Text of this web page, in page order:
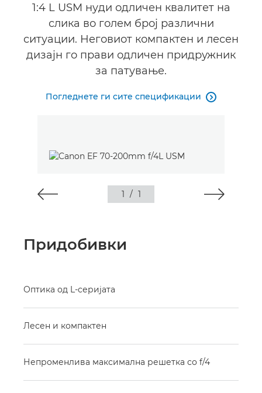
1:4 L USM нуди одличен квалитет на
слика во голем број различни
ситуации. Неговиот компактен и лесен
дизајн го прави одличен придружник
за патување.
Погледнете ги сите спецификации 
1 / 1
Придобивки
Оптика од L-серијата
Лесен и компактен
Непроменлива максимална решетка со f/4